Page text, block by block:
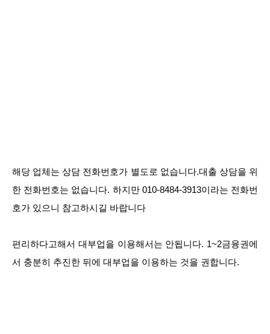
해당 업체는 상담 전화번호가 별도로 없습니다.대출 상담을 위
한 전화번호는 없습니다. 하지만 010-8484-3913이라는 전화번
호가 있으니 참고하시길 바랍니다
편리하다고해서 대부업을 이용해서는 안됩니다. 1~2금융권에
서 충분히 추진한 뒤에 대부업을 이용하는 것을 권합니다.